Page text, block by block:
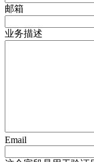
邮箱
业务描述
Email